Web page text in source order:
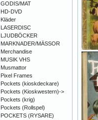
GODIS/MAT
HD-DVD
Kläder
LASERDISC
LJUDBÖCKER
MARKNADER/MÄSSOR
Merchandise
MUSIK VHS
Musmattor
Pixel Frames
Pockets (kioskdeckare)
Pockets (Kioskwestern)->
Pockets (krig)
Pockets (Rollspel)
POCKETS (RYSARE)